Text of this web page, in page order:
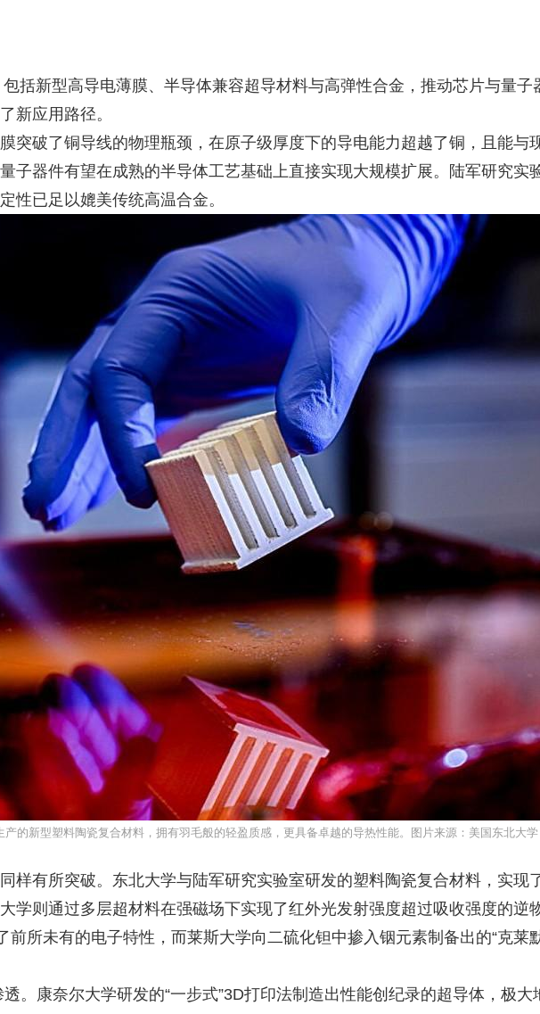
括新型高导电薄膜、半导体兼容超导材料与高弹性合金，推动芯片与量
新应用路径。
突破了铜导线的物理瓶颈，在原子级厚度下的导电能力超越了铜，且能
子器件有望在成熟的半导体工艺基础上直接实现大规模扩展。陆军研究
性已足以媲美传统高温合金。
产的新型塑料陶瓷复合材料，拥有羽毛般的轻盈质感，更具备卓越的导热性能。图片来源：美国东北大学
样有所突破。东北大学与陆军研究实验室研发的塑料陶瓷复合材料，实
学则通过多层超材料在强磁场下实现了红外光发射强度超过吸收强度的
前所未有的电子特性，而莱斯大学向二硫化钽中掺入铟元素制备出的“克
。康奈尔大学研发的“一步式”3D打印法制造出性能创纪录的超导体，极